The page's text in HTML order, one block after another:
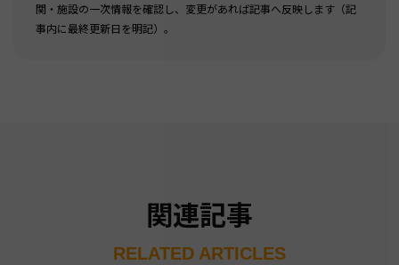
関・施設の一次情報を確認し、変更があれば記事へ反映します（記
事内に最終更新日を明記）。
関連記事
RELATED ARTICLES